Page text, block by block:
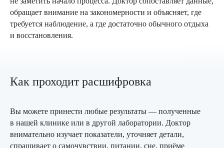
обращает внимание на закономерности и объясняет, где
требуется наблюдение, а где достаточно обычного отдыха
и восстановления.
Как проходит расшифровка
Вы можете принести любые результаты — полученные
в нашей клинике или в другой лаборатории. Доктор
внимательно изучает показатели, уточняет детали,
спрашивает о самочувствии, питании, сне, приёме